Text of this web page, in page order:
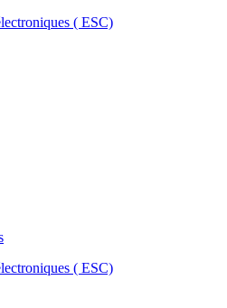
( ESC)
( ESC)